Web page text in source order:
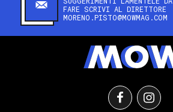
FARE SCRIVI AL DIRETTORE
MORENO.PISTO@MOWMAG.COM